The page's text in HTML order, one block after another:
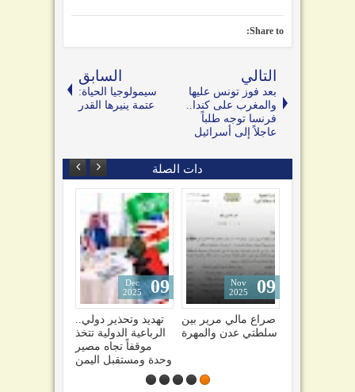
Share to:
التالي
بعد فوز تونس عليها
والمغرب على كندا..
فرنسا توجه طلباً
عاجلاً إلى أسرائيل
السابق
سيمولوجيا الحياة:
عتمة ينيرها القدر
دات الصلة
تهديد وتحذير دولي..
الرباعية الدولية تتخذ
موقفاً تجاه مصير
وحدة ومستقبل اليمن
09
Dec
صراع مالي مرير بين
سلطتي عدن والمهرة
09
Nov
ملثم يضع طفلاً أمام
عمارة سكنية في